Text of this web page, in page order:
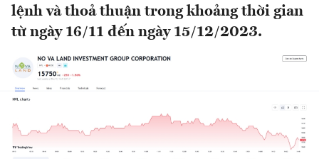
lệnh và thoả thuận trong khoảng thời gian
từ ngày 16/11 đến ngày 15/12/2023.